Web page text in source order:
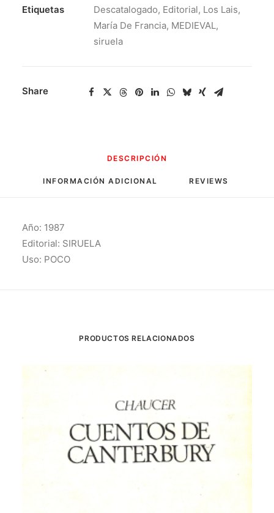
Lais
cantidad
Etiquetas
Descatalogado, Editorial, Los Lais,
María De Francia, MEDIEVAL,
siruela
Share
DESCRIPCIÓN
INFORMACIÓN ADICIONAL REVIEWS
Año: 1987
Editorial: SIRUELA
Uso: POCO
PRODUCTOS RELACIONADOS